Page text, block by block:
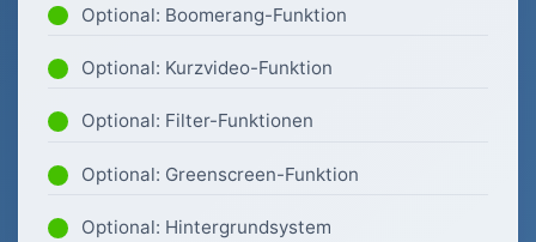
Optional: Boomerang-Funktion
Optional: Kurzvideo-Funktion
Optional: Filter-Funktionen
Optional: Greenscreen-Funktion
Optional: Hintergrundsystem